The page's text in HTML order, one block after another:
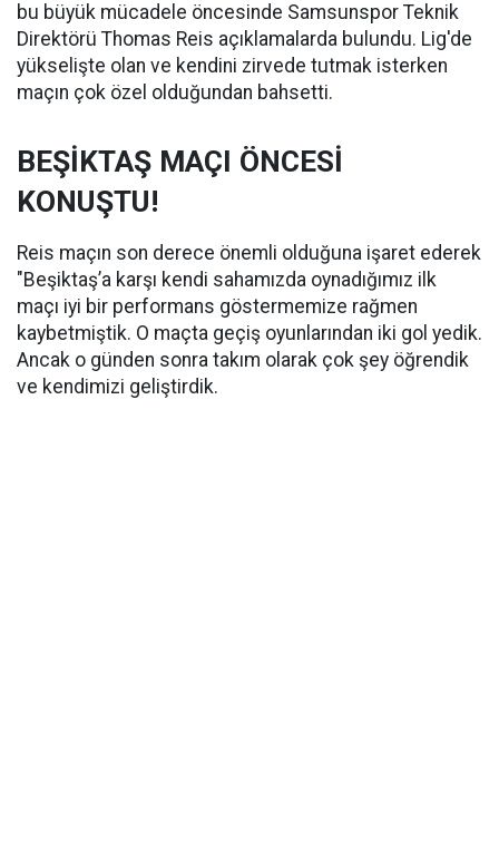
bu büyük mücadele öncesinde Samsunspor Teknik
Direktörü Thomas Reis açıklamalarda bulundu. Lig'de
yükselişte olan ve kendini zirvede tutmak isterken
maçın çok özel olduğundan bahsetti.
BEŞİKTAŞ MAÇI ÖNCESİ
KONUŞTU!
Reis maçın son derece önemli olduğuna işaret ederek
"Beşiktaş’a karşı kendi sahamızda oynadığımız ilk
maçı iyi bir performans göstermemize rağmen
kaybetmiştik. O maçta geçiş oyunlarından iki gol yedik.
Ancak o günden sonra takım olarak çok şey öğrendik
ve kendimizi geliştirdik.